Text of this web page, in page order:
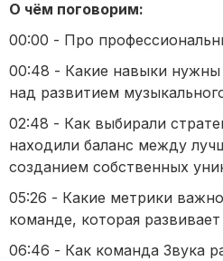
О чём поговорим:
00:00 - Про
00:48 - Какие навыки
над развитием
02:48 - Как выбирали
находили баланс между
созданием собственных
05:26 - Какие метрики
команде, которая
06:46 - Как команда Звука